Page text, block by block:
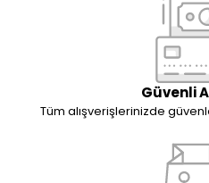
Güvenli
Tüm alışverişlerinizde